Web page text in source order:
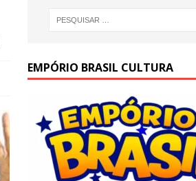
EMPÓRIO BRASIL CULTURA